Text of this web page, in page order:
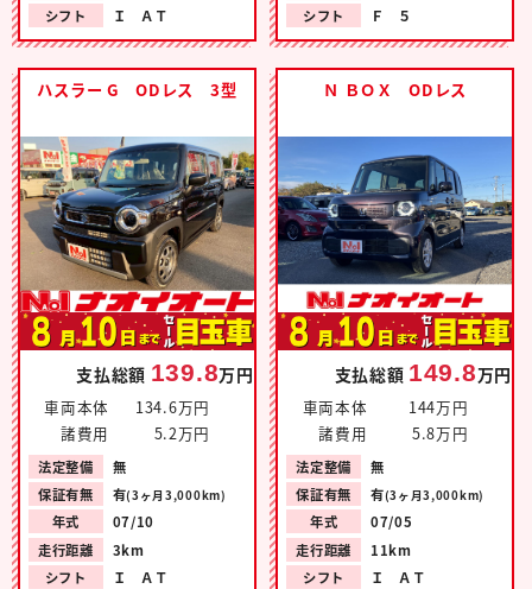
シフト
Ｉ ＡＴ
シフト
Ｆ ５
ハスラー G ODレス 3型
支払総額 139.8万円
車両本体
134.6万円
諸費用
5.2万円
法定整備
無
保証有無
有(3ヶ月3,000km)
年式
07/10
走行距離
3km
シフト
Ｉ ＡＴ
Ｎ ＢＯＸ ODレス
支払総額 149.8万円
車両本体
144万円
諸費用
5.8万円
法定整備
無
保証有無
有(3ヶ月3,000km)
年式
07/05
走行距離
11km
シフト
Ｉ ＡＴ